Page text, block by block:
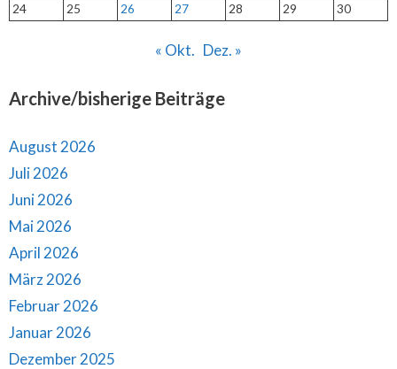
24
25 26 27 28 29 30
« Okt. Dez. »
Archive/bisherige Beiträge
August 2026
Juli 2026
Juni 2026
Mai 2026
April 2026
März 2026
Februar 2026
Januar 2026
Dezember 2025